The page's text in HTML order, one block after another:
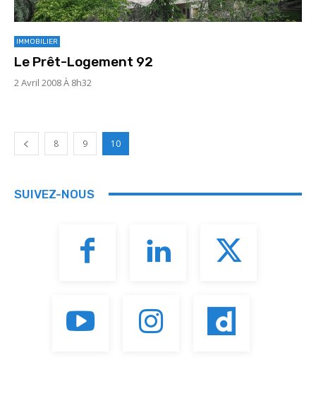
IMMOBILIER
Le Prêt-Logement 92
2 Avril 2008 À 8h32
8 9 10
SUIVEZ-NOUS